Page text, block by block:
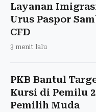
Layanan
Urus Paspor
CFD
3 menit lalu
PKB Bantul
Kursi di Pemilu
Pemilih Muda